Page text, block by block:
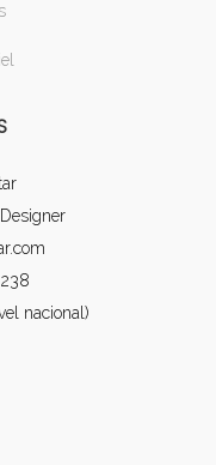
nacional)